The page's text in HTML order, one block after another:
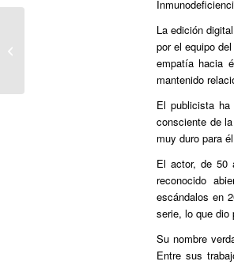
La edición
por el equipo
empatía hacia
mantenido
El publicista ha
consciente de
muy duro para
El actor, de 50
reconocido
escándalos en
serie, lo que dio
Su nombre
Entre sus
Charlie Sheen anuncia que es VIH